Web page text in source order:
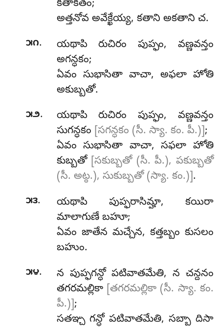
కతాకతం;
అత్తనోవ అవేక్ఖేయ్య, కతాని అకతాని చ.
౫౧. యథాపిరుచిరం పుప్ఫం, వణ్ణవన్తం
అగన్ధకం;
ఏవం సుభాసితా వాచా, అఫలా హోతి
అకుబ్బతో.
౫౨. యథాపిరుచిరం పుప్ఫం, వణ్ణవన్తం
సుగన్ధకం [సగన్ధకం (సీ. స్యా. కం. పీ.)] ;
ఏవం సుభాసితా వాచా, సఫలా హోతి
కుబ్బతో [సకుబ్బతో (సీ. పీ.), పకుబ్బతో
(సీ. అట్ఠ.), సుకుబ్బతో (స్యా. కం.)] .
౫౩. యథాపి పుప్ఫరాసిమ్హా, కయిరా
మాలాగుణే బహూ;
ఏవం జాతేన మచ్చేన, కత్తబ్బం కుసలం
బహుం.
౫౪.
న పుప్ఫగన్ధో పటివాతమేతి, న చన్దనం
తగరమల్లికా [తగరమల్లికా (సీ. స్యా. కం.
పీ.)];
సతఞ్చ గన్ధో పటివాతమేతి, సబ్బా దిసా